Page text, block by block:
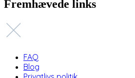
Fremhævede links
FAQ
Blog